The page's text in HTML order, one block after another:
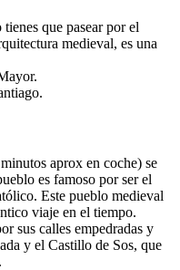
que pasear por el
medieval, es una
aprox en coche) se
es famoso por ser el
Este pueblo medieval
viaje en el tiempo.
sus calles empedradas y
y el Castillo de Sos, que